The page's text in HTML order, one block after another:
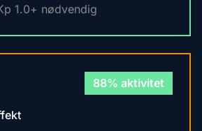
1.0+ nødvendig
88% aktivitet